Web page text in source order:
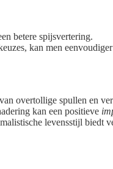
betere spijsvertering.
kan men
overtollige spullen en
kan een positieve
levensstijl biedt